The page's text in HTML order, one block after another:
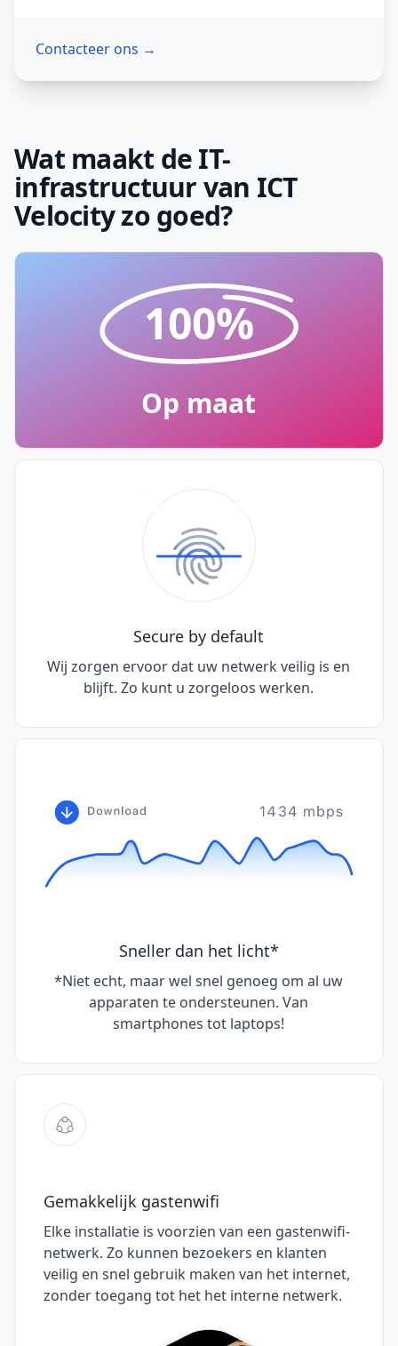
Contacteer ons →
Wat maakt de IT-
infrastructuur van ICT
Velocity zo goed?
100%
Op maat
Secure by default
Wij zorgen ervoor dat uw netwerk veilig is en
blijft. Zo kunt u zorgeloos werken.
Sneller dan het licht*
*Niet echt, maar wel snel genoeg om al uw
apparaten te ondersteunen. Van
smartphones tot laptops!
Gemakkelijk gastenwifi
Elke installatie is voorzien van een gastenwifi-
netwerk. Zo kunnen bezoekers en klanten
veilig en snel gebruik maken van het internet,
zonder toegang tot het het interne netwerk.